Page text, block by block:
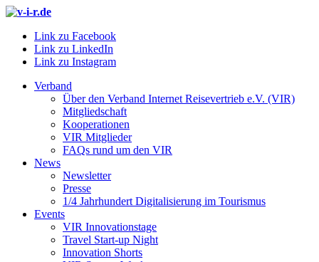
Link zu Facebook
Link zu LinkedIn
Link zu Instagram
Verband
Über den Verband Internet Reisevertrieb e.V. (VIR)
Mitgliedschaft
Kooperationen
VIR Mitglieder
FAQs rund um den VIR
News
Newsletter
Presse
1/4 Jahrhundert Digitalisierung im Tourismus
Events
VIR Innovationstage
Travel Start-up Night
Innovation Shorts